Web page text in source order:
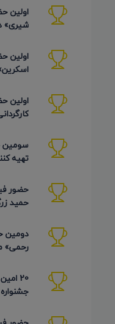
اولین
اولین
اولین
سومین
حضور
دومین
رحمی»
20